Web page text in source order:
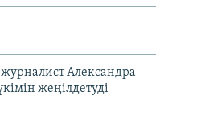
Александра
жеңілдетуді